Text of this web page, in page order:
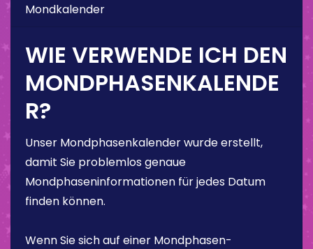
Mondkalender
WIE VERWENDE ICH DEN
MONDPHASENKALENDE
R?
Unser Mondphasenkalender wurde erstellt,
damit Sie problemlos genaue
Mondphaseninformationen für jedes Datum
finden können.
Wenn Sie sich auf einer Mondphasen-